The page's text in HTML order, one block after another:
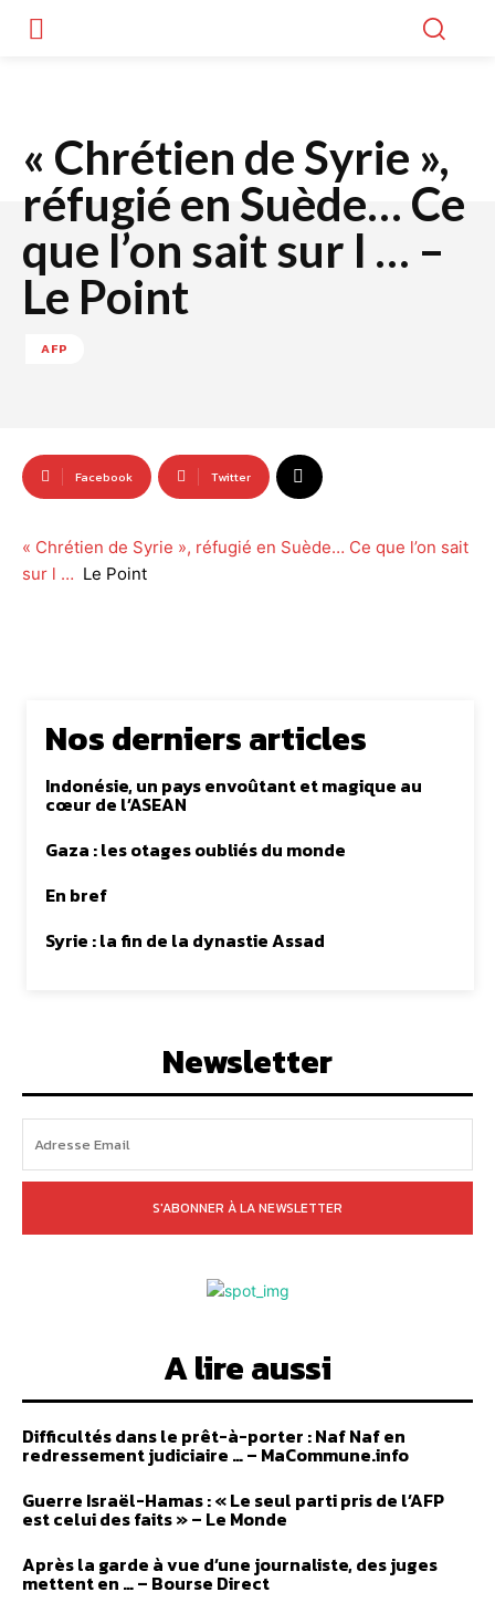
« Chrétien de Syrie »,
réfugié en Suède… Ce
que l’on sait sur l … –
Le Point
AFP
Facebook Twitter
« Chrétien de Syrie », réfugié en Suède… Ce que l’on sait
sur l … Le Point
Nos derniers articles
Indonésie, un pays envoûtant et magique au
cœur de l’ASEAN
Gaza : les otages oubliés du monde
En bref
Syrie : la fin de la dynastie Assad
Newsletter
S'ABONNER À LA NEWSLETTER
A lire aussi
Difficultés dans le prêt-à-porter : Naf Naf en
redressement judiciaire … – MaCommune.info
Guerre Israël-Hamas : « Le seul parti pris de l’AFP
est celui des faits » – Le Monde
Après la garde à vue d’une journaliste, des juges
mettent en … – Bourse Direct